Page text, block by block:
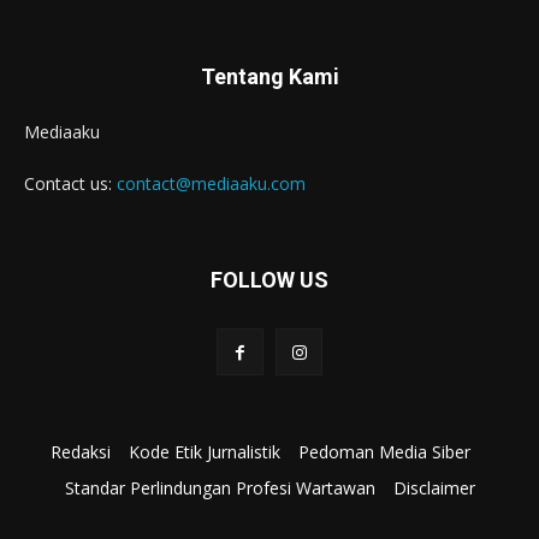
Tentang Kami
Mediaaku
Contact us: contact@mediaaku.com
FOLLOW US
Redaksi Kode Etik Jurnalistik
Pedoman Media Siber
Standar Perlindungan Profesi Wartawan
Disclaimer